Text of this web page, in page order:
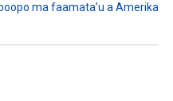
ma faamata’u a Amerika